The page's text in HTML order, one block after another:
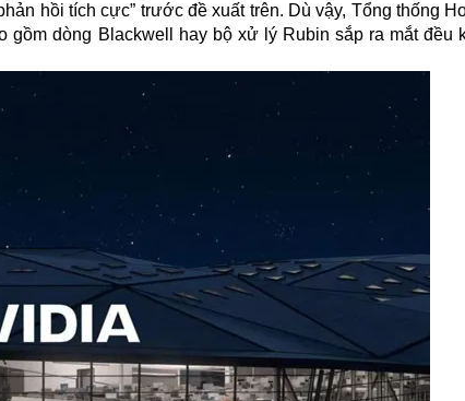
hồi tích cực” trước đề xuất trên. Dù vậy, Tổng thống
gồm dòng Blackwell hay bộ xử lý Rubin sắp ra mắt đều